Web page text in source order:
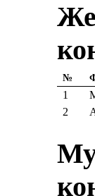
№
1
2